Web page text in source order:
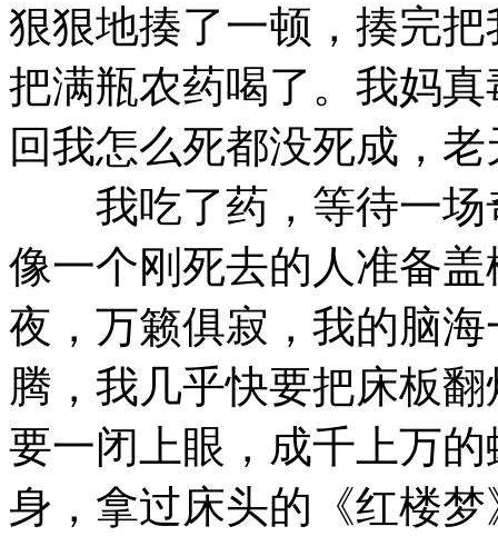
狠狠地揍了一顿，揍完
把满瓶农药喝了。我妈
回我怎么死都没死成，
我吃了药，等待一场
像一个刚死去的人准备
夜，万籁俱寂，我的脑
腾，我几乎快要把床板
要一闭上眼，成千上万
身，拿过床头的《红楼